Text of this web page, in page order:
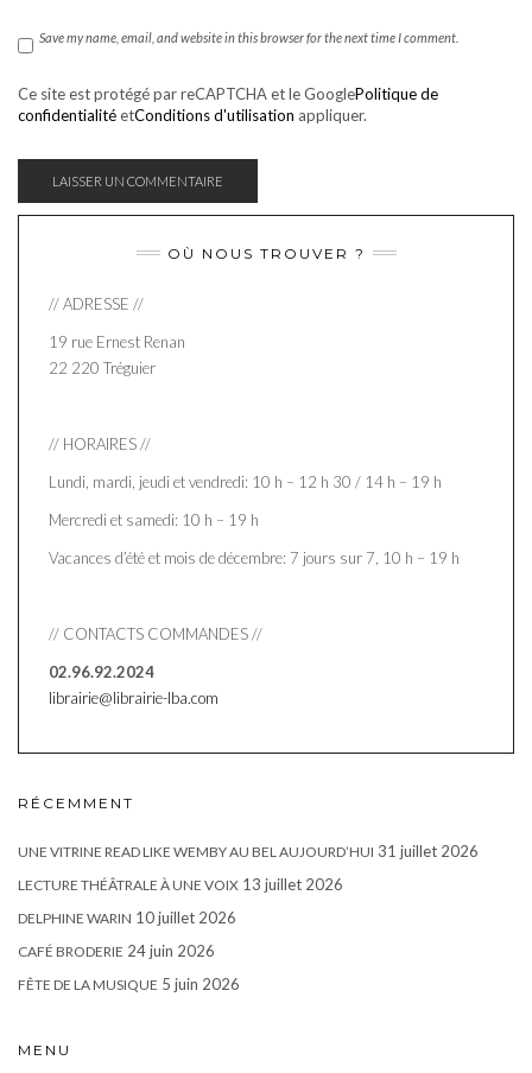
Save my name, email, and website in this browser for the next time I comment.
Ce site est protégé par reCAPTCHA et le GooglePolitique de
confidentialitéetConditions d'utilisation appliquer.
OÙ NOUS TROUVER ?
// ADRESSE //
19 rue Ernest Renan
22 220 Tréguier
// HORAIRES //
Lundi, mardi, jeudi et vendredi: 10 h – 12 h 30 / 14 h – 19 h
Mercredi et samedi: 10 h – 19 h
Vacances d’été et mois de décembre: 7 jours sur 7, 10 h – 19 h
// CONTACTS COMMANDES //
02.96.92.2024
librairie@librairie-lba.com
RÉCEMMENT
UNE VITRINE READ LIKE WEMBY AU BEL AUJOURD’HUI 31 juillet 2026
LECTURE THÉÂTRALE À UNE VOIX 13 juillet 2026
DELPHINE WARIN 10 juillet 2026
CAFÉ BRODERIE 24 juin 2026
FÊTE DE LA MUSIQUE 5 juin 2026
MENU